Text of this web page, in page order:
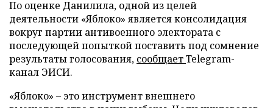
По оценке Данилила, одной из целей
деятельности «Яблоко» является консолидация
вокруг партии антивоенного электората с
последующей попыткой поставить под сомнение
результаты голосования, сообщаетTelegram-
канал ЭИСИ.
«Яблоко» – это инструмент внешнего